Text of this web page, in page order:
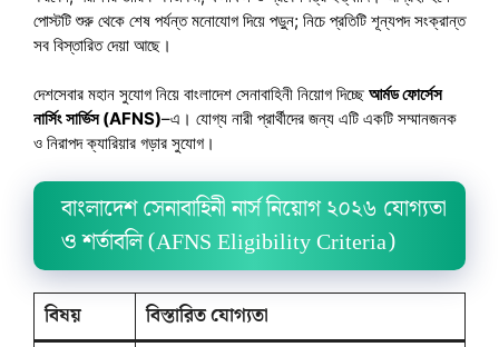
পোস্টটি শুরু থেকে শেষ পর্যন্ত মনোযোগ দিয়ে পড়ুন; নিচে প্রতিটি শূন্যপদ সংক্রান্ত
সব বিস্তারিত দেয়া আছে।
দেশসেবার মহান সুযোগ নিয়ে বাংলাদেশ সেনাবাহিনী নিয়োগ দিচ্ছে আর্মড ফোর্সেস
নার্সিং সার্ভিস (AFNS)–এ। যোগ্য নারী প্রার্থীদের জন্য এটি একটি সম্মানজনক
ও নিরাপদ ক্যারিয়ার গড়ার সুযোগ।
বাংলাদেশ সেনাবাহিনী নার্স নিয়োগ ২০২৬ যোগ্যতা
ও শর্তাবলি (AFNS Eligibility Criteria)
বিষয়
বিস্তারিত যোগ্যতা